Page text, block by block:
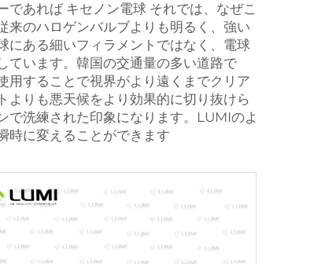
であれば キセノン電球 それでは、なぜこ
来のハロゲンバルブよりも明るく、強い
にある細いフィラメントではなく、電球
ています。韓国の交通量の多い道路で
用することで視界がより遠くまでクリア
よりも悪天候をより効果的に切り抜けら
で洗練された印象になります。LUMIのよ
時に変えることができます